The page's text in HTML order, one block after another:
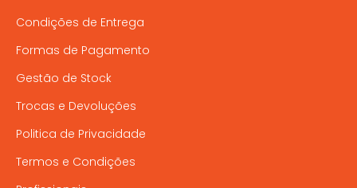
Condições de Entrega
Formas de Pagamento
Gestão de Stock
Trocas e Devoluções
Politica de Privacidade
Termos e Condições